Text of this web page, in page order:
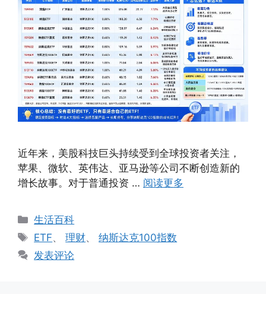
近年来，美股科技巨头持续受到全球投资者关注，
苹果、微软、英伟达、亚马逊等公司不断创造新的
增长故事。对于普通投资 … 阅读更多
分
类
生活百科
标
签
ETF、理财、纳斯达克100指数
发表评论